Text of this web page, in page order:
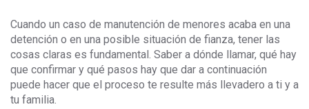
Cuando un caso de manutención de menores acaba en una
detención o en una posible situación de fianza, tener las
cosas claras es fundamental. Saber a dónde llamar, qué hay
que confirmar y qué pasos hay que dar a continuación
puede hacer que el proceso te resulte más llevadero a ti y a
tu familia.